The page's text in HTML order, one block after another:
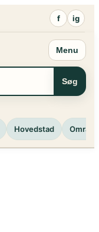
f ig
Menu
Søg
Hovedstad Område